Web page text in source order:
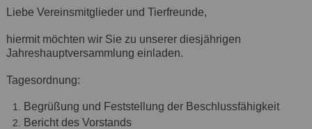
Liebe Vereinsmitglieder und Tierfreunde,
hiermit möchten wir Sie zu unserer diesjährigen
Jahreshauptversammlung einladen.
Tagesordnung:
Begrüßung und Feststellung der Beschlussfähigkeit
Bericht des Vorstands